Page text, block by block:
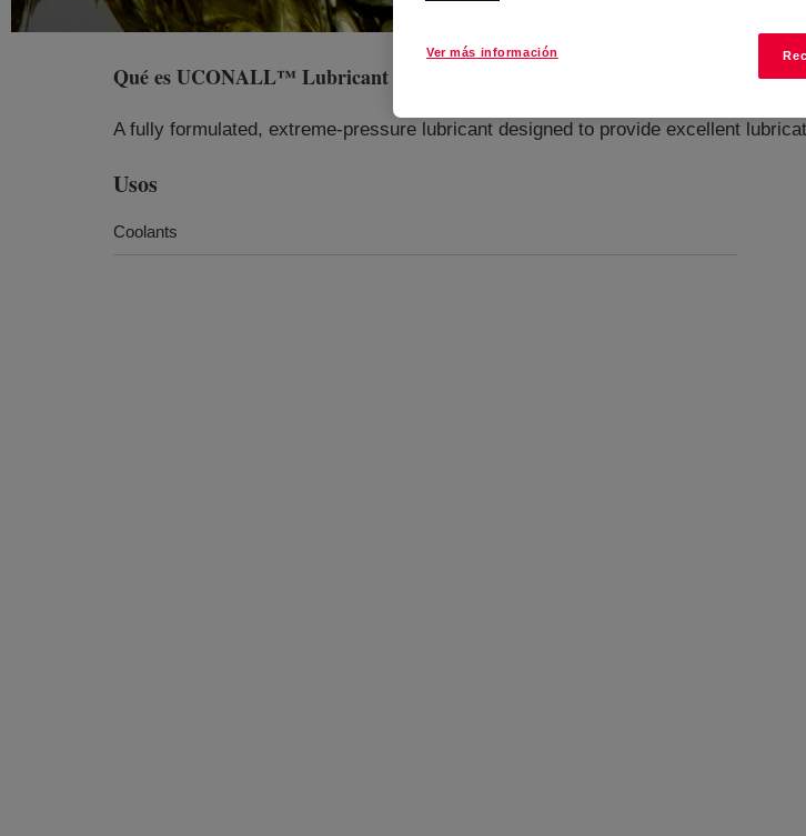
Qué esUCONALL™ Lubricant 46
A fully formulated, extreme-pressure lubricant designed to provide excellent
Usos
Coolants
Ver más información